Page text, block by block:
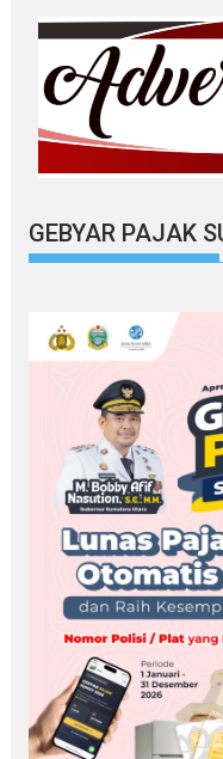
GEBYAR PAJAK